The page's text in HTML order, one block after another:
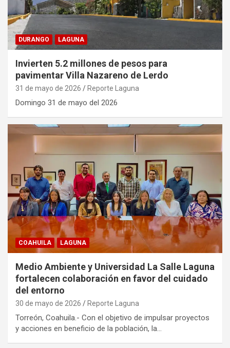
DURANGO LAGUNA
Invierten 5.2 millones de pesos para
pavimentar Villa Nazareno de Lerdo
31 de mayo de 2026 Reporte Laguna
Domingo 31 de mayo del 2026
COAHUILA LAGUNA
Medio Ambiente y Universidad La Salle Laguna
fortalecen colaboración en favor del cuidado
del entorno
30 de mayo de 2026 Reporte Laguna
Torreón, Coahuila.- Con el objetivo de impulsar proyectos
y acciones en beneficio de la población, la…